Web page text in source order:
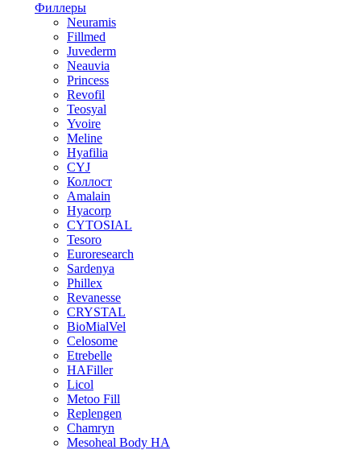
Филлеры
Neuramis
Fillmed
Juvederm
Neauvia
Princess
Revofil
Teosyal
Yvoire
Meline
Hyafilia
CYJ
Коллост
Amalain
Hyacorp
CYTOSIAL
Tesoro
Euroresearch
Sardenya
Phillex
Revanesse
CRYSTAL
BioMialVel
Celosome
Etrebelle
HAFiller
Licol
Metoo Fill
Replengen
Chamryn
Mesoheal Body HA